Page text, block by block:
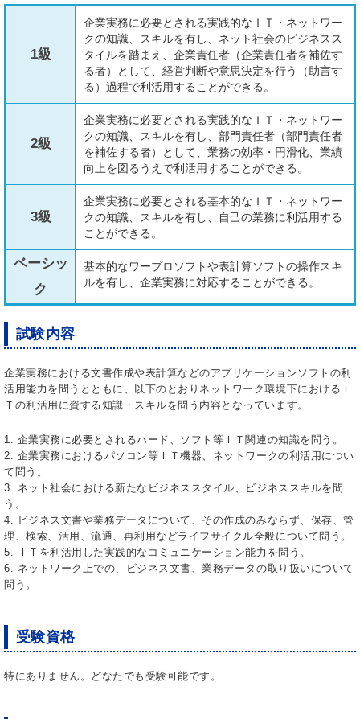
1級
企業実務に必要とされる実践的なＩＴ・ネットワー
クの知識、スキルを有し、ネット社会のビジネスス
タイルを踏まえ、企業責任者（企業責任者を補佐す
る者）として、経営判断や意思決定を行う（助言す
る）過程で利活用することができる。
2級
企業実務に必要とされる実践的なＩＴ・ネットワー
クの知識、スキルを有し、部門責任者（部門責任者
を補佐する者）として、業務の効率・円滑化、業績
向上を図るうえで利活用することができる。
3級
企業実務に必要とされる基本的なＩＴ・ネットワー
クの知識、スキルを有し、自己の業務に利活用する
ことができる。
ベーシッ
ク
基本的なワープロソフトや表計算ソフトの操作スキ
ルを有し、企業実務に対応することができる。
試験内容
企業実務における文書作成や表計算などのアプリケーションソフトの利
活用能力を問うとともに、以下のとおりネットワーク環境下におけるＩ
Ｔの利活用に資する知識・スキルを問う内容となっています。
1. 企業実務に必要とされるハード、ソフト等ＩＴ関連の知識を問う。
2. 企業実務におけるパソコン等ＩＴ機器、ネットワークの利活用につい
て問う。
3. ネット社会における新たなビジネススタイル、ビジネススキルを問
う。
4. ビジネス文書や業務データについて、その作成のみならず、保存、管
理、検索、活用、流通、再利用などライフサイクル全般について問う。
5. ＩＴを利活用した実践的なコミュニケーション能力を問う。
6. ネットワーク上での、ビジネス文書、業務データの取り扱いについて
問う。
受験資格
特にありません。どなたでも受験可能です。